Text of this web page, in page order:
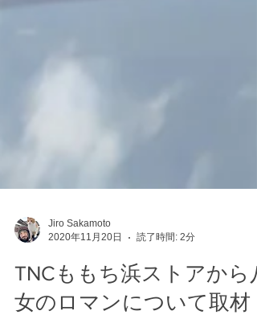
2020年11月20日
読了時間: 2分
TNCももち浜ストアから